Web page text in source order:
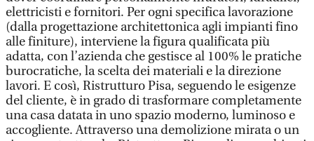
elettricisti e fornitori. Per ogni specifica lavorazione
(dalla progettazione architettonica agli impianti fino
alle finiture), interviene la figura qualificata più
adatta, con l’azienda che gestisce al 100% le pratiche
burocratiche, la scelta dei materiali e la direzione
lavori. E così, Ristrutturo Pisa, seguendo le esigenze
del cliente, è in grado di trasformare completamente
una casa datata in uno spazio moderno, luminoso e
accogliente. Attraverso una demolizione mirata o un